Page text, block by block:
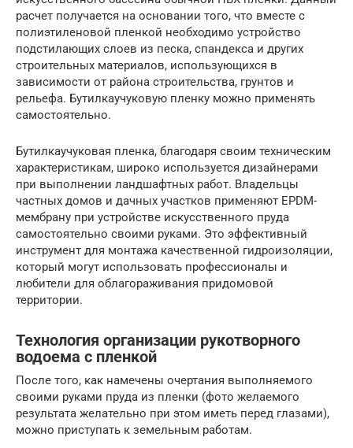
расчет получается на основании того, что вместе с
полиэтиленовой пленкой необходимо устройство
подстилающих слоев из песка, спандекса и других
строительных материалов, использующихся в
зависимости от района строительства, грунтов и
рельефа. Бутилкаучуковую пленку можно применять
самостоятельно.
Бутилкаучуковая пленка, благодаря своим техническим
характеристикам, широко используется дизайнерами
при выполнении ландшафтных работ. Владельцы
частных домов и дачных участков применяют EPDM-
мембрану при устройстве искусственного пруда
самостоятельно своими руками. Это эффективный
инструмент для монтажа качественной гидроизоляции,
который могут использовать профессионалы и
любители для облагораживания придомовой
территории.
Технология организации рукотворного
водоема с пленкой
После того, как намечены очертания выполняемого
своими руками пруда из пленки (фото желаемого
результата желательно при этом иметь перед глазами),
можно приступать к земельным работам.